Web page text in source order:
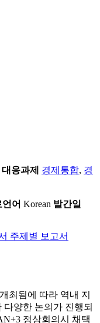
응과제 경제통합, 경
어 Korean 발간일
주제별 보고서
최됨에 따라 역내 지
양한 논의가 진행되
정상회의시 채택